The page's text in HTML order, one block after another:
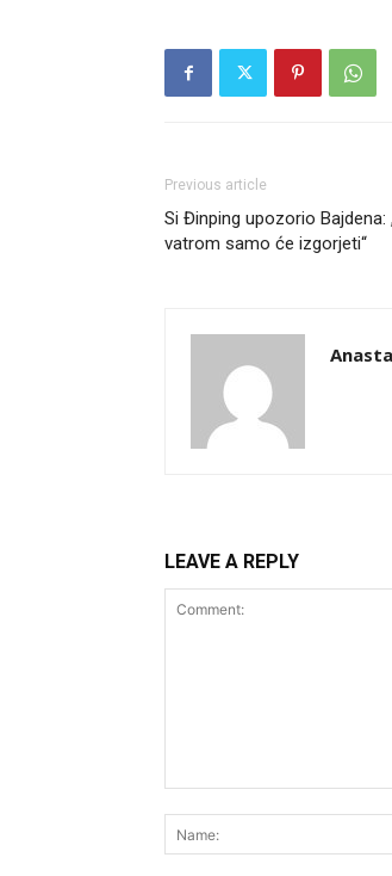
Previous article
Si Đinping upozorio Bajdena:
vatrom samo će izgorjeti“
LEAVE A REPLY